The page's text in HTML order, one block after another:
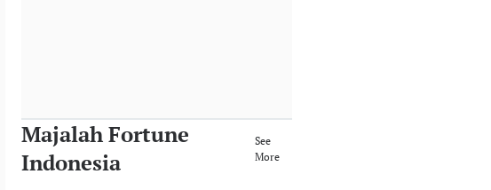
Majalah Fortune
Indonesia
See
More